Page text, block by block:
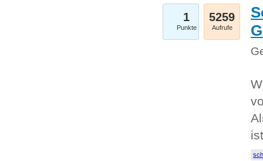
1
Punkte
5259
Aufrufe